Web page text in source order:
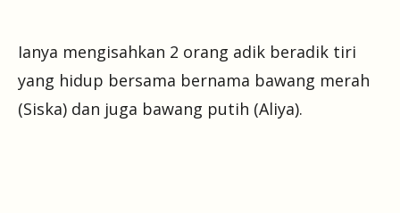
Ianya mengisahkan 2 orang adik beradik tiri
yang hidup bersama bernama bawang merah
(Siska) dan juga bawang putih (Aliya).